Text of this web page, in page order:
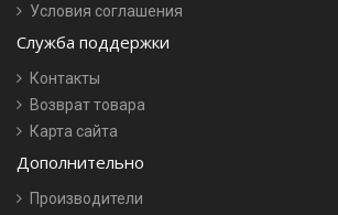
Условия соглашения
Служба поддержки
Контакты
Возврат товара
Карта сайта
Дополнительно
Производители